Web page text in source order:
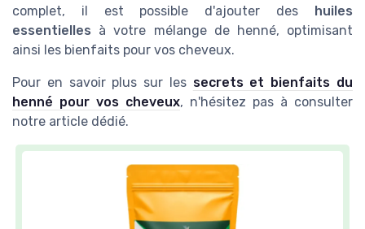
complet, il est possible d'ajouter des huiles
essentielles à votre mélange de henné, optimisant
ainsi les bienfaits pour vos cheveux.
Pour en savoir plus sur les secrets et bienfaits du
henné pour vos cheveux, n'hésitez pas à consulter
notre article dédié.